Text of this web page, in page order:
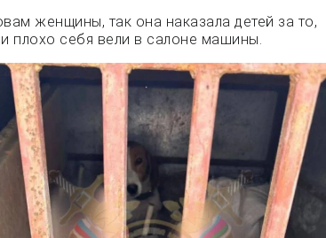
женщины, так она наказала детей за то,
плохо себя вели в салоне машины.